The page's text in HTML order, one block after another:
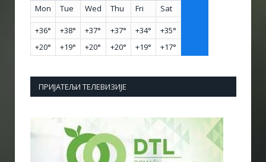
Mon
Tue Wed Thu Fri Sat
+36° +38° +37° +37° +34° +35°
+20° +19° +20° +20° +19° +17°
ПРИЈАТЕЉИ ТЕЛЕВИЗИЈЕ